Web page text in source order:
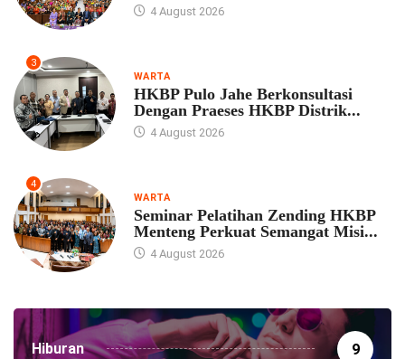
4 August 2026
3
WARTA
HKBP Pulo Jahe Berkonsultasi
Dengan Praeses HKBP Distrik...
4 August 2026
4
WARTA
Seminar Pelatihan Zending HKBP
Menteng Perkuat Semangat Misi...
4 August 2026
Hiburan 9